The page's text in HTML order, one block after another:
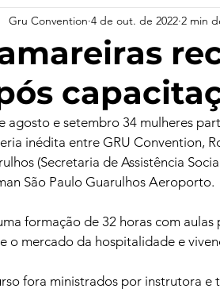
Gru Convention 4 de out. de 2022 2 min
agosto e setembro 34 mulheres
inédita entre GRU Convention,
(Secretaria de Assistência
São Paulo Guarulhos Aeroporto.
formação de 32 horas com
o mercado da hospitalidade e
fora ministrados por instrutora e